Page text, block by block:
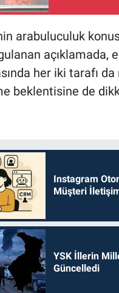
arabuluculuk
açıklamada,
her iki tarafı
beklentisine de
Instagram
Müşteri
YSK İllerin
Güncelledi